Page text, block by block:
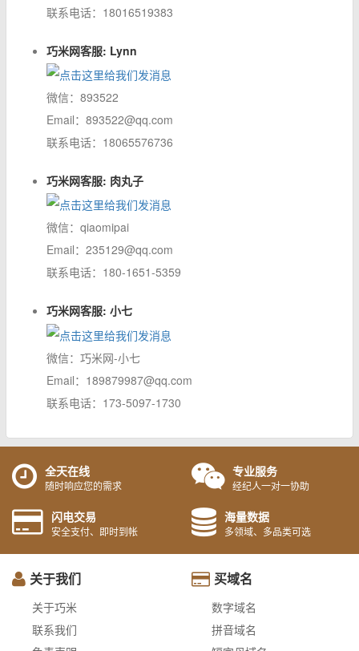
联系电话：18016519383
巧米网客服: Lynn
微信：893522
Email：893522@qq.com
联系电话：18065576736
巧米网客服: 肉丸子
微信：qiaomipai
Email：235129@qq.com
联系电话：180-1651-5359
巧米网客服: 小七
微信：巧米网-小七
Email：189879987@qq.com
联系电话：173-5097-1730
全天在线
随时响应您的需求
专业服务
经纪人一对一协助
闪电交易
安全支付、即时到帐
海量数据
多领域、多品类可选
关于我们
关于巧米
联系我们
买域名
数字域名
拼音域名